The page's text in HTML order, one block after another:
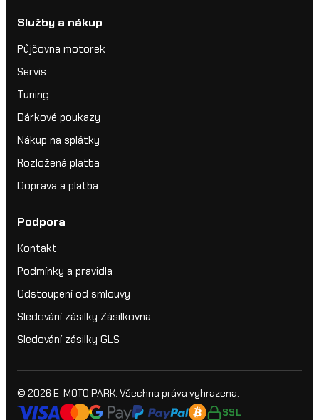
Služby a nákup
Půjčovna motorek
Servis
Tuning
Dárkové poukazy
Nákup na splátky
Rozložená platba
Doprava a platba
Podpora
Kontakt
Podmínky a pravidla
Odstoupení od smlouvy
Sledování zásilky Zásilkovna
Sledování zásilky GLS
© 2026 E-MOTO PARK. Všechna práva vyhrazena.
SSL